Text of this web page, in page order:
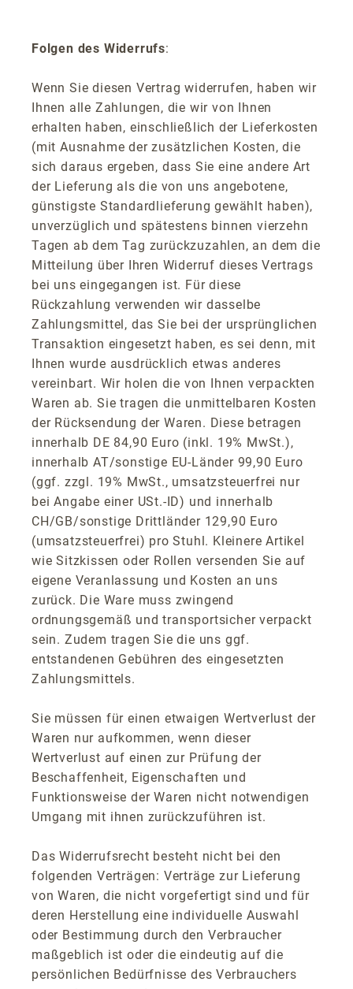
Folgen des Widerrufs:
Wenn Sie diesen Vertrag widerrufen, haben wir
Ihnen alle Zahlungen, die wir von Ihnen
erhalten haben, einschließlich der Lieferkosten
(mit Ausnahme der zusätzlichen Kosten, die
sich daraus ergeben, dass Sie eine andere Art
der Lieferung als die von uns angebotene,
günstigste Standardlieferung gewählt haben),
unverzüglich und spätestens binnen vierzehn
Tagen ab dem Tag zurückzuzahlen, an dem die
Mitteilung über Ihren Widerruf dieses Vertrags
bei uns eingegangen ist. Für diese
Rückzahlung verwenden wir dasselbe
Zahlungsmittel, das Sie bei der ursprünglichen
Transaktion eingesetzt haben, es sei denn, mit
Ihnen wurde ausdrücklich etwas anderes
vereinbart. Wir holen die von Ihnen verpackten
Waren ab. Sie tragen die unmittelbaren Kosten
der Rücksendung der Waren. Diese betragen
innerhalb DE 84,90 Euro (inkl. 19% MwSt.),
innerhalb AT/sonstige EU-Länder 99,90 Euro
(ggf. zzgl. 19% MwSt., umsatzsteuerfrei nur
bei Angabe einer USt.-ID) und innerhalb
CH/GB/sonstige Drittländer 129,90 Euro
(umsatzsteuerfrei) pro Stuhl. Kleinere Artikel
wie Sitzkissen oder Rollen versenden Sie auf
eigene Veranlassung und Kosten an uns
zurück. Die Ware muss zwingend
ordnungsgemäß und transportsicher verpackt
sein. Zudem tragen Sie die uns ggf.
entstandenen Gebühren des eingesetzten
Zahlungsmittels.
Sie müssen für einen etwaigen Wertverlust der
Waren nur aufkommen, wenn dieser
Wertverlust auf einen zur Prüfung der
Beschaffenheit, Eigenschaften und
Funktionsweise der Waren nicht notwendigen
Umgang mit ihnen zurückzuführen ist.
Das Widerrufsrecht besteht nicht bei den
folgenden Verträgen: Verträge zur Lieferung
von Waren, die nicht vorgefertigt sind und für
deren Herstellung eine individuelle Auswahl
oder Bestimmung durch den Verbraucher
maßgeblich ist oder die eindeutig auf die
persönlichen Bedürfnisse des Verbrauchers